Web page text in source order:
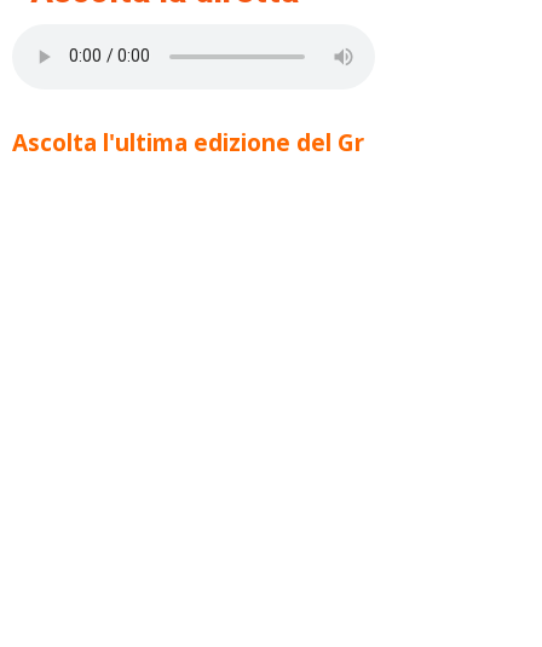
Ascolta l'ultima edizione del Gr